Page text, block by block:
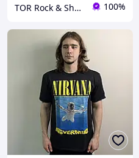
TOR Rock & Shop 100%